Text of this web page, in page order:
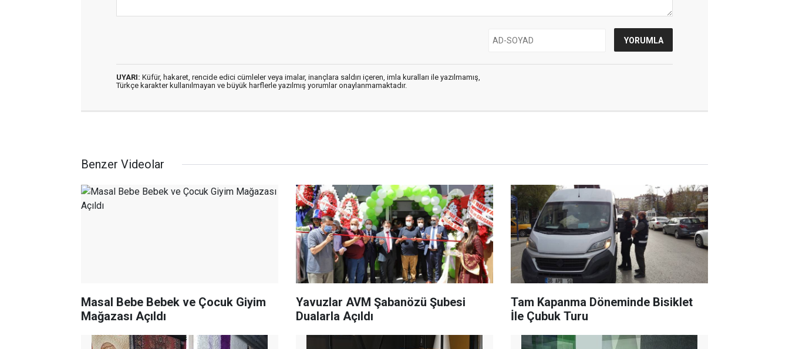
UYARI: Küfür, hakaret, rencide edici cümleler veya imalar, inançlara saldırı içeren, imla kuralları ile yazılmamış,
Türkçe karakter kullanılmayan ve büyük harflerle yazılmış yorumlar onaylanmamaktadır.
Benzer Videolar
Masal Bebe Bebek ve Çocuk Giyim
Mağazası Açıldı
Yavuzlar AVM Şabanözü Şubesi
Dualarla Açıldı
Tam Kapanma Döneminde Bisiklet
İle Çubuk Turu